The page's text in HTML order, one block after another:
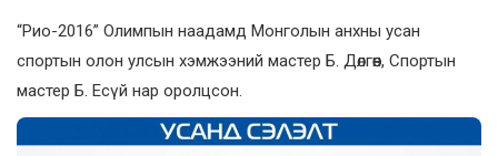
“Рио-2016” Олимпын наадамд Монголын анхны усан
спортын олон улсын хэмжээний мастер Б. Дөлгөөн, Спортын
мастер Б. Есүй нар оролцсон.